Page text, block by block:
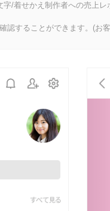
/着せかえ制作者への売上
認することができます。(お